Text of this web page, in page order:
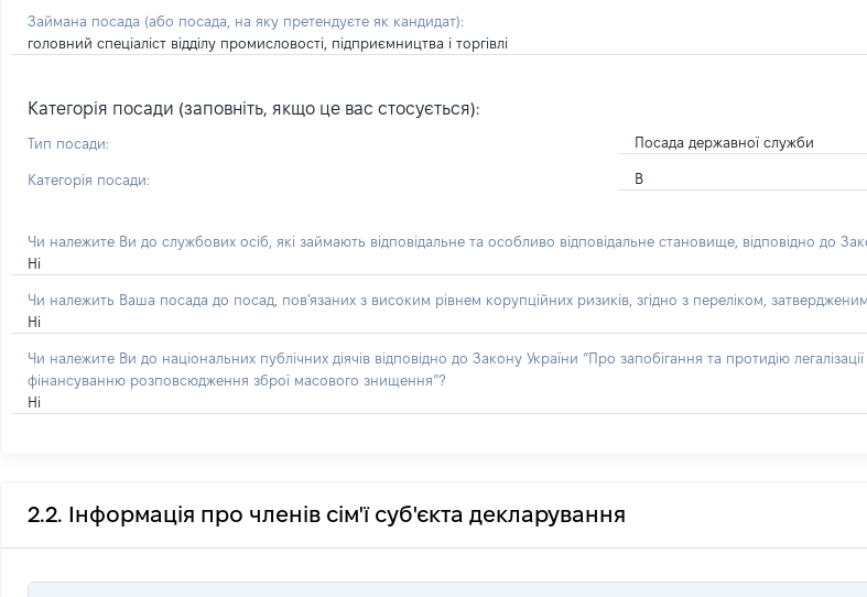
Займана посада (або посада, на яку претендуєте як кандидат):
головний спеціаліст відділу промисловості, підприємництва і торгівлі
Категорія посади (заповніть, якщо це вас стосується):
Тип посади: Посада державної служби
Категорія посади: В
Чи належите Ви до службових осіб, які займають відповідальне та особливо відповідальне становище, відповідно до
Ні
Чи належить Ваша посада до посад, пов'язаних з високим рівнем корупційних ризиків, згідно з переліком,
Ні
Чи належите Ви до національних публічних діячів відповідно до Закону України “Про запобігання та протидію
фінансуванню розповсюдження зброї масового знищення”?
Ні
2.2. Інформація про членів сім'ї суб'єкта декларування